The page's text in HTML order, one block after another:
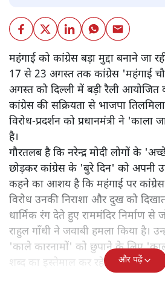
महंगाई को कांग्रेस बड़ा मुद्दा बनाने जा
17 से 23 अगस्त तक कांग्रेस 'महंगाई
अगस्त को दिल्ली में बड़ी रैली आयोजित
कांग्रेस की सक्रियता से भाजपा
विरोध-प्रदर्शन को प्रधानमंत्री ने
है।
गौरतलब है कि नरेन्द्र मोदी लोगों के
छोड़कर कांग्रेस के 'बुरे दिन' को अपनी
कहने का आशय है कि महंगाई पर
विरोध उनकी निराशा और दुख को
धार्मिक रंग देते हुए राममंदिर निर्माण से
राहुल गाँधी ने जवाबी हमला किया है।
'काले कारनामों' को छुपाने के लिए
शब्द का इस्तेमाल कर रहे हैं।
और पढ़ें